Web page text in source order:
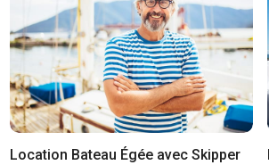
Location Bateau Égée avec Skipper